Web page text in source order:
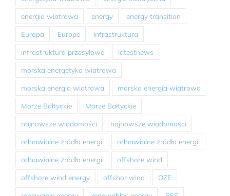
energia wiatrowa energy energy transition
Europa Europe infrastruktura
infrastruktura przesyłowa latestnews
morska energetyka wiatrowa
morska energia wiatrowa morska energia wiatrowa
Morze Bałtyckie Morze Bałtyckie
najnowsze wiadomości najnowsze wiadomości
odnawialne źródła energii odnawialne źródła energii
odnawialne źródła energii offshore wind
offshore wind energy offshor wind OZE